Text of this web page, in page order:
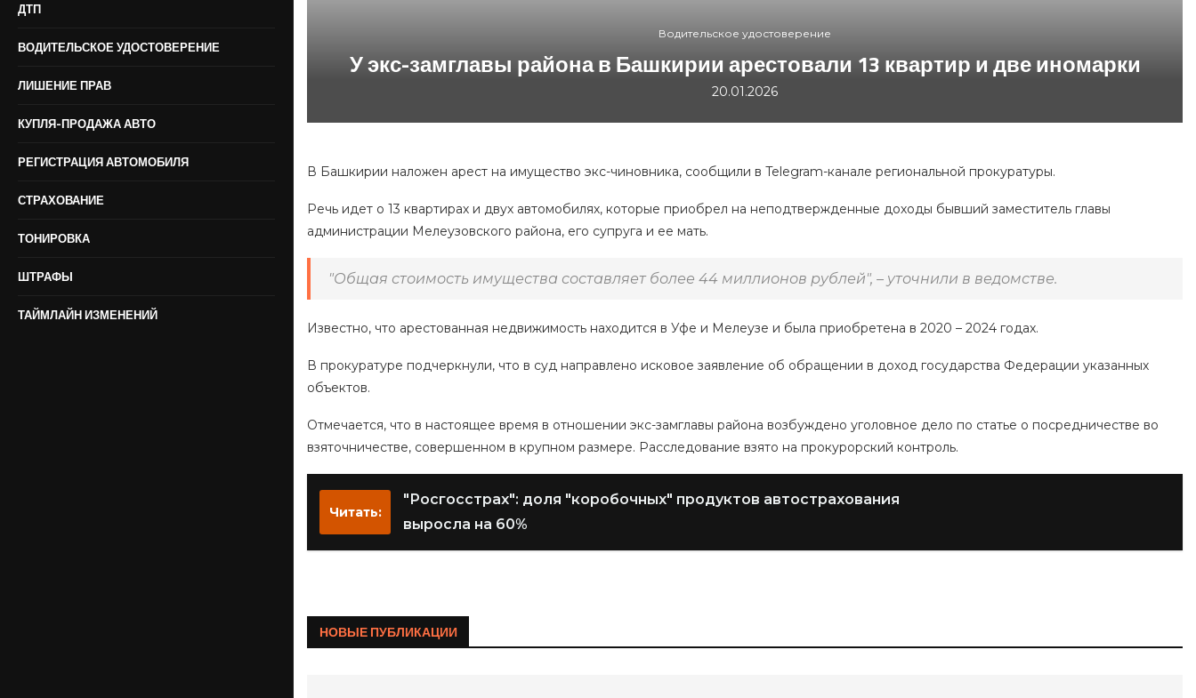
ДТП
ВОДИТЕЛЬСКОЕ УДОСТОВЕРЕНИЕ
ЛИШЕНИЕ ПРАВ
КУПЛЯ-ПРОДАЖА АВТО
РЕГИСТРАЦИЯ АВТОМОБИЛЯ
СТРАХОВАНИЕ
ТОНИРОВКА
ШТРАФЫ
ТАЙМЛАЙН ИЗМЕНЕНИЙ
Водительское удостоверение
У экс-замглавы района в Башкирии арестовали 13 квартир и две иномарки
20.01.2026
В Башкирии наложен арест на имущество экс-чиновника, сообщили в Telegram-канале региональной прокуратуры.
Речь идет о 13 квартирах и двух автомобилях, которые приобрел на неподтвержденные доходы бывший заместитель главы
администрации Мелеузовского района, его супруга и ее мать.
"Общая стоимость имущества составляет более 44 миллионов рублей", – уточнили в ведомстве.
Известно, что арестованная недвижимость находится в Уфе и Мелеузе и была приобретена в 2020 – 2024 годах.
В прокуратуре подчеркнули, что в суд направлено исковое заявление об обращении в доход государства Федерации указанных
объектов.
Отмечается, что в настоящее время в отношении экс-замглавы района возбуждено уголовное дело по статье о посредничестве во
взяточничестве, совершенном в крупном размере. Расследование взято на прокурорский контроль.
Читать:
"Росгосстрах": доля "коробочных" продуктов автострахования
выросла на 60%
НОВЫЕ ПУБЛИКАЦИИ